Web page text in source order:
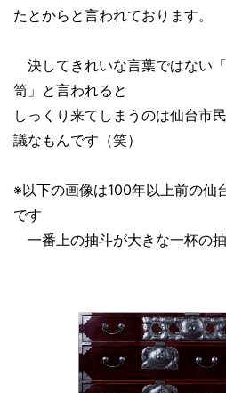
たとからと言われております。
決してきれいな言葉ではない
笥」と言われると
しっくり来てしまうのは仙台市
議なもんです（笑）
※以下の画像は100年以上前の仙
です
一番上の抽斗が大きな一杯の